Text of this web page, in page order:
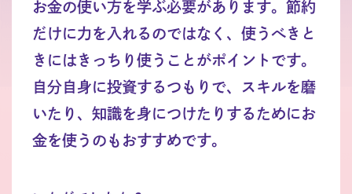
お金の使い方を学ぶ必要があります。節約
だけに力を入れるのではなく、使うべきと
きにはきっちり使うことがポイントです。
自分自身に投資するつもりで、スキルを磨
いたり、知識を身につけたりするためにお
金を使うのもおすすめです。